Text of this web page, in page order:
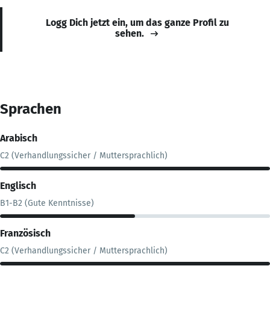
Logg Dich jetzt ein, um das ganze Profil zu
sehen.
Sprachen
Arabisch
C2 (Verhandlungssicher / Muttersprachlich)
Englisch
B1-B2 (Gute Kenntnisse)
Französisch
C2 (Verhandlungssicher / Muttersprachlich)